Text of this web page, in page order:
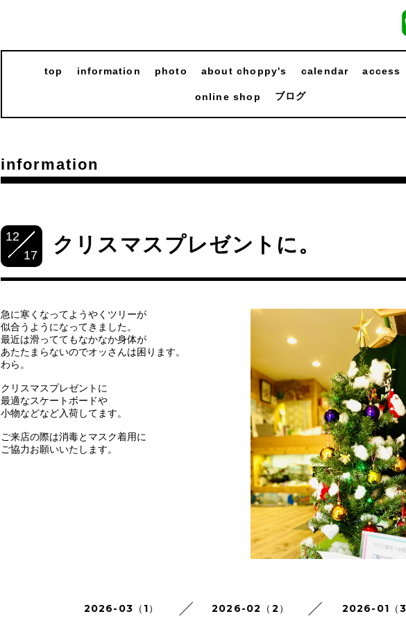
top information photo about choppy's calendar access
online shop ブログ
information
12
17
クリスマスプレゼントに。
急に寒くなってようやくツリーが
似合うようになってきました。
最近は滑っててもなかなか身体が
あたたまらないのでオッさんは困ります。
わら。
クリスマスプレゼントに
最適なスケートボードや
小物などなど入荷してます。
ご来店の際は消毒とマスク着用に
ご協力お願いいたします。
2026-03（1） 2026-02（2） 2026-01（